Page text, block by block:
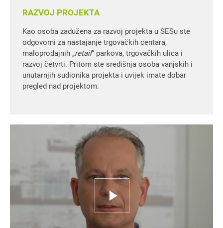
RAZVOJ PROJEKTA
Kao osoba zadužena za razvoj projekta u SESu ste
odgovorni za nastajanje trgovačkih centara,
maloprodajnih „retail“ parkova, trgovačkih ulica i
razvoj četvrti. Pritom ste središnja osoba vanjskih i
unutarnjih sudionika projekta i uvijek imate dobar
pregled nad projektom.